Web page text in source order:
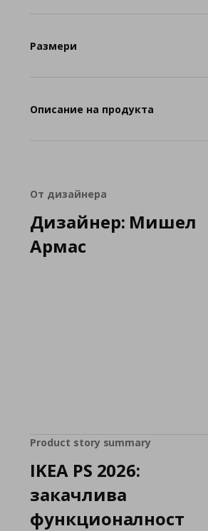
Размери
Описание на продукта
От дизайнера
Дизайнер: Мишел
Армас
Product story summary
IKEA PS 2026:
закачлива
функционалност